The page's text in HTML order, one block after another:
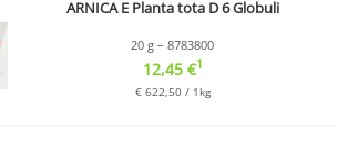
ARNICA E Planta tota D 6 Globuli
20 g – 8783800
12,45 €1
€ 622,50 / 1kg